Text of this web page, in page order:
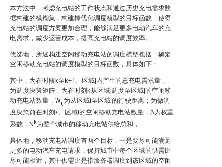
本方法中，考虑充电站的工作状态和通过历史充电需求数
据构建的模糊集，构建棒优化调度模型的目标函数，使得
充电站的调度方案更加合理，能够满足更多电动汽车的充
电需求，减少运营成本，提高充电站的调度效率。
优选地，所述构建空闲移动充电站的调度模型包括：确定
空闲移动充电站的调度模型的目标函数，具体如下：
其中， 为在时段k至k+1、区域j内产生的总充电需求量，
为调度决策矩阵， 为在时刻k从区域i调度至区域j的空闲移
动充电站数量， Wij为从区域i至区域j的行驶距离； 为做调
度决策前在时刻k、区域i的空闲移动充电站数量，β为权重
系数，N k为整个城市的移动充电站供给总和，
具体地，移动充电站调度有两个目标，一是要尽可能满足
更多的电动汽车充电请求，保持城市中每个区域的供需比
尽可能相近，其中供需比是指服务器调度到该区域的空闲